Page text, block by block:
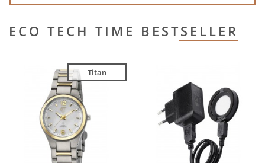
ECO TECH TIME BESTSELLER
Titan